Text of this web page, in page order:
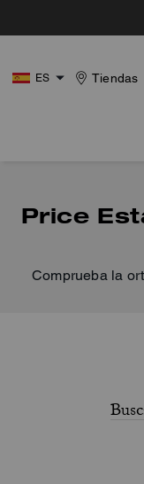
ES Tiendas
Price
Comprueba la